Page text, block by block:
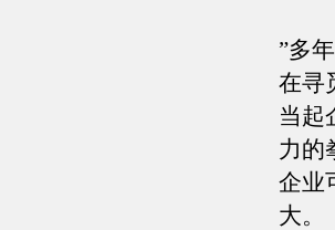
”多
在寻
当起
力的
企业
大。